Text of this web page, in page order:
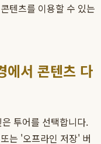
텐츠를 이용할 수 있는
서 콘텐츠 다
투어를 선택합니다.
는 '오프라인 저장' 버